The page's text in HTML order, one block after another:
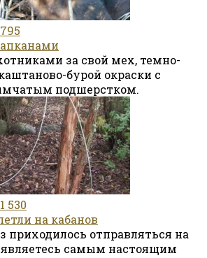
795
за свой мех, темно-
бурой окраски с
подшерстком.
1 530
на кабанов
приходилось отправляться на
самым настоящим